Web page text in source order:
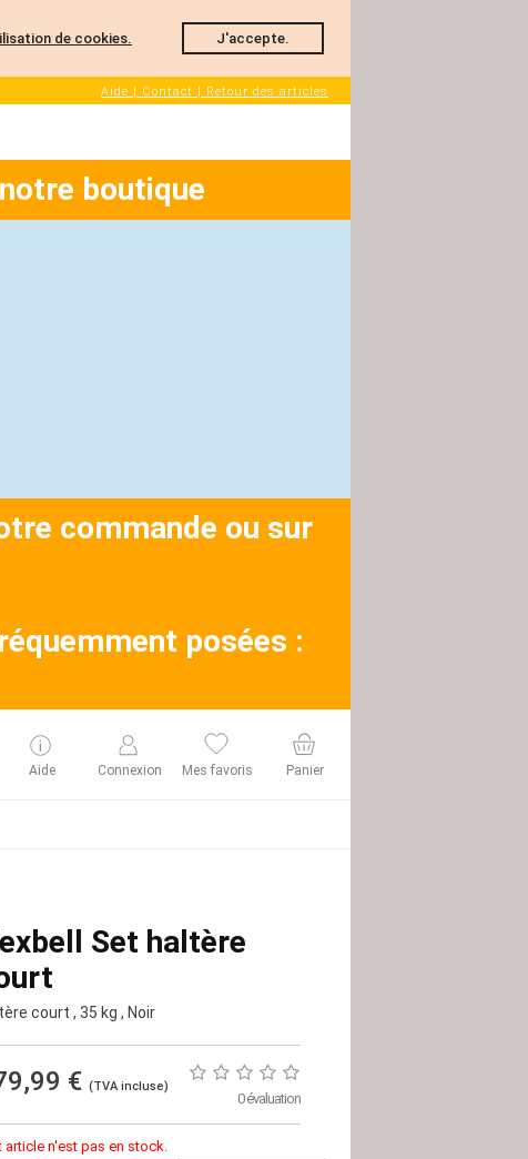
boutique
commande ou sur
posées :
Aide Connexion Mes favoris Panier
Set haltère
court , 35 kg , Noir
€ (TVA incluse)
0 évaluation
article n'est pas en stock.
Aide | Contact | Retour des articles
de cookies. J'accepte.